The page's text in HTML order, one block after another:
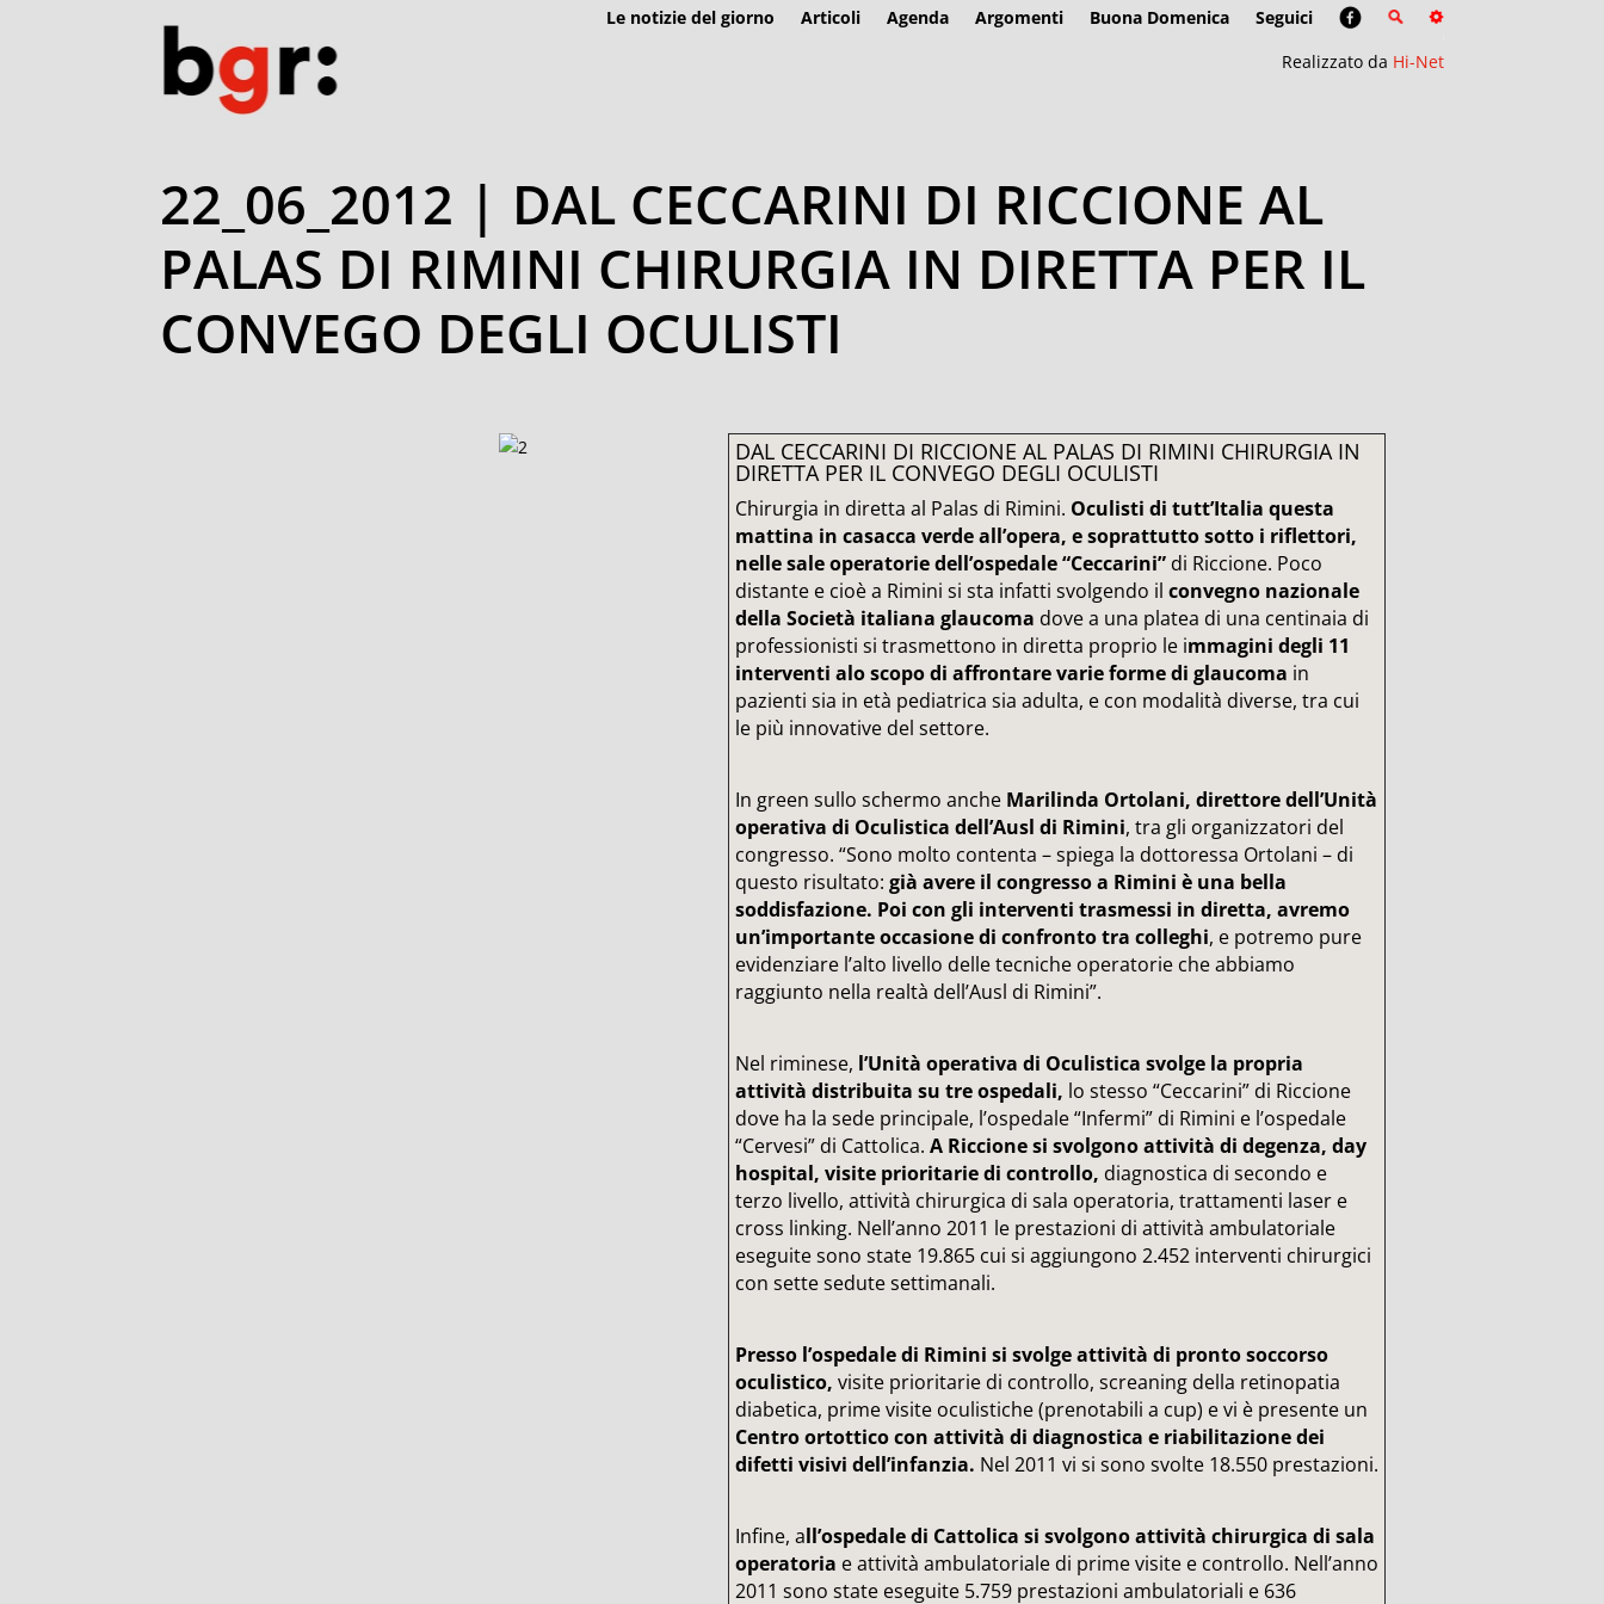
Le notizie del giorno Articoli Agenda Argomenti Buona Domenica
Seguici
Realizzato da Hi-Net
22_06_2012 | DAL CECCARINI DI RICCIONE AL
PALAS DI RIMINI CHIRURGIA IN DIRETTA PER IL
CONVEGO DEGLI OCULISTI
DAL CECCARINI DI RICCIONE AL PALAS DI RIMINI CHIRURGIA IN
DIRETTA PER IL CONVEGO DEGLI OCULISTI
Chirurgia in diretta al Palas di Rimini. Oculisti di tutt’Italia questa
mattina in casacca verde all’opera, e soprattutto sotto i riflettori,
nelle sale operatorie dell’ospedale “Ceccarini”di Riccione. Poco
distante e cioè a Rimini si sta infatti svolgendo il convegno nazionale
della Società italiana glaucoma dove a una platea di una centinaia di
professionisti si trasmettono in diretta proprio le immagini degli 11
interventi alo scopo di affrontare varie forme di glaucoma in
pazienti sia in età pediatrica sia adulta, e con modalità diverse, tra cui
le più innovative del settore.
In green sullo schermo anche Marilinda Ortolani, direttore dell’Unità
operativa di Oculistica dell’Ausl di Rimini, tra gli organizzatori del
congresso. “Sono molto contenta – spiega la dottoressa Ortolani – di
questo risultato: già avere il congresso a Rimini è una bella
soddisfazione. Poi con gli interventi trasmessi in diretta, avremo
un’importante occasione di confronto tra colleghi, e potremo pure
evidenziare l’alto livello delle tecniche operatorie che abbiamo
raggiunto nella realtà dell’Ausl di Rimini”.
Nel riminese, l’Unità operativa di Oculistica svolge la propria
attività distribuita su tre ospedali, lo stesso “Ceccarini” di Riccione
dove ha la sede principale, l’ospedale “Infermi” di Rimini e l’ospedale
“Cervesi” di Cattolica. A Riccione si svolgono attività di degenza, day
hospital, visite prioritarie di controllo, diagnostica di secondo e
terzo livello, attività chirurgica di sala operatoria, trattamenti laser e
cross linking. Nell’anno 2011 le prestazioni di attività ambulatoriale
eseguite sono state 19.865 cui si aggiungono 2.452 interventi chirurgici
con sette sedute settimanali.
Presso l’ospedale di Rimini si svolge attività di pronto soccorso
oculistico, visite prioritarie di controllo, screaning della retinopatia
diabetica, prime visite oculistiche (prenotabili a cup) e vi è presente un
Centro ortottico con attività di diagnostica e riabilitazione dei
difetti visivi dell’infanzia. Nel 2011 vi si sono svolte 18.550 prestazioni.
Infine, all’ospedale di Cattolica si svolgono attività chirurgica di sala
operatoria e attività ambulatoriale di prime visite e controllo. Nell’anno
2011 sono state eseguite 5.759 prestazioni ambulatoriali e 636